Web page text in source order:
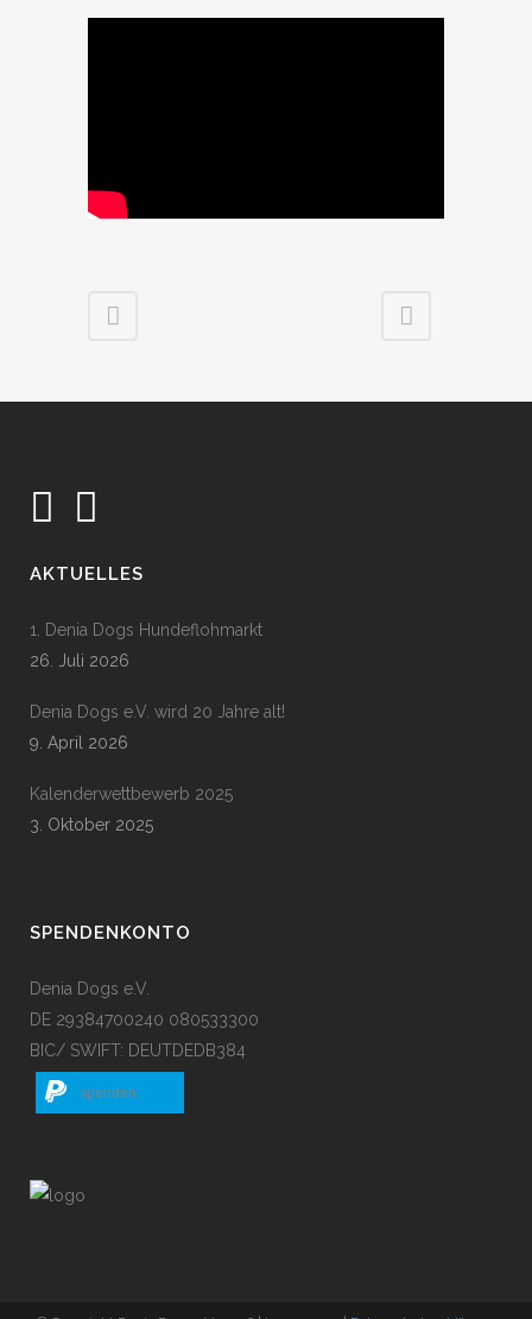
AKTUELLES
1. Denia Dogs Hundeflohmarkt
26. Juli 2026
Denia Dogs e.V. wird 20 Jahre alt!
9. April 2026
Kalenderwettbewerb 2025
3. Oktober 2025
SPENDENKONTO
Denia Dogs e.V.
DE 29384700240 080533300
BIC/ SWIFT: DEUTDEDB384
spenden